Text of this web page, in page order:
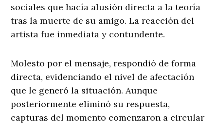
sociales que hacía alusión directa a la teoría
tras la muerte de su amigo. La reacción del
artista fue inmediata y contundente.
Molesto por el mensaje, respondió de forma
directa, evidenciando el nivel de afectación
que le generó la situación. Aunque
posteriormente eliminó su respuesta,
capturas del momento comenzaron a circular